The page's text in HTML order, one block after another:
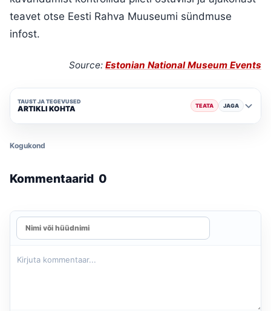
teavet otse Eesti Rahva Muuseumi sündmuse
infost.
Source: Estonian National Museum Events
TAUST JA TEGEVUSED
ARTIKLI KOHTA TEATA JAGA
Kogukond
Kommentaarid 0